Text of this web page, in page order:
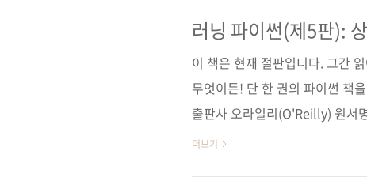
언어 / 데이터 분석 / 객체 지향 /
러닝 파이썬(제5판):
이 책은 현재 절판입니다. 그간
무엇이든! 단 한 권의 파이썬 책
출판사 오라일리(O'Reilly) 원
9781449355739) 저자명 마크
더보기